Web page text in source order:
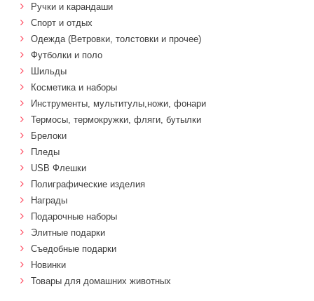
Ручки и карандаши
Спорт и отдых
Одежда (Ветровки, толстовки и прочее)
Футболки и поло
Шильды
Косметика и наборы
Инструменты, мультитулы,ножи, фонари
Термосы, термокружки, фляги, бутылки
Брелоки
Пледы
USB Флешки
Полиграфические изделия
Награды
Подарочные наборы
Элитные подарки
Cъедобные подарки
Новинки
Товары для домашних животных